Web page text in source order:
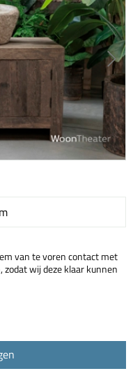
van te voren contact met
wij deze klaar kunnen